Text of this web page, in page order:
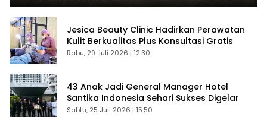
Jesica Beauty Clinic Hadirkan Perawatan
Kulit Berkualitas Plus Konsultasi Gratis
Rabu, 29 Juli 2026 | 12:30
43 Anak Jadi General Manager Hotel
Santika Indonesia Sehari Sukses Digelar
Sabtu, 25 Juli 2026 | 15:50